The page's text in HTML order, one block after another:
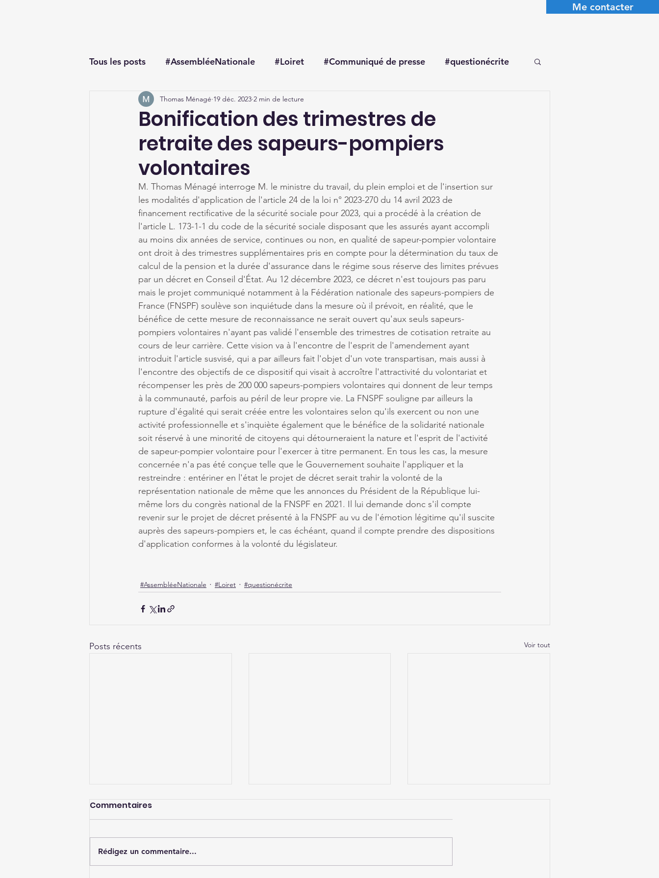
Me contacter
Tous les posts #AssembléeNationale #Loiret #Communiqué de presse #questionécrite
#questionorale
Bonification des trimestres de
retraite des sapeurs-pompiers
volontaires
Thomas Ménagé 19 déc. 2023 2 min de lecture
M. Thomas Ménagé interroge M. le ministre du travail, du plein emploi et de l'insertion sur
les modalités d'application de l'article 24 de la loi n° 2023-270 du 14 avril 2023 de
financement rectificative de la sécurité sociale pour 2023, qui a procédé à la création de
l'article L. 173-1-1 du code de la sécurité sociale disposant que les assurés ayant accompli
au moins dix années de service, continues ou non, en qualité de sapeur-pompier volontaire
ont droit à des trimestres supplémentaires pris en compte pour la détermination du taux de
calcul de la pension et la durée d'assurance dans le régime sous réserve des limites prévues
par un décret en Conseil d'État. Au 12 décembre 2023, ce décret n'est toujours pas paru
mais le projet communiqué notamment à la Fédération nationale des sapeurs-pompiers de
France (FNSPF) soulève son inquiétude dans la mesure où il prévoit, en réalité, que le
bénéfice de cette mesure de reconnaissance ne serait ouvert qu'aux seuls sapeurs-
pompiers volontaires n'ayant pas validé l'ensemble des trimestres de cotisation retraite au
cours de leur carrière. Cette vision va à l'encontre de l'esprit de l'amendement ayant
introduit l'article susvisé, qui a par ailleurs fait l'objet d'un vote transpartisan, mais aussi à
l'encontre des objectifs de ce dispositif qui visait à accroître l'attractivité du volontariat et
récompenser les près de 200 000 sapeurs-pompiers volontaires qui donnent de leur temps
à la communauté, parfois au péril de leur propre vie. La FNSPF souligne par ailleurs la
rupture d'égalité qui serait créée entre les volontaires selon qu'ils exercent ou non une
activité professionnelle et s'inquiète également que le bénéfice de la solidarité nationale
soit réservé à une minorité de citoyens qui détourneraient la nature et l'esprit de l'activité
de sapeur-pompier volontaire pour l'exercer à titre permanent. En tous les cas, la mesure
concernée n'a pas été conçue telle que le Gouvernement souhaite l'appliquer et la
restreindre : entériner en l'état le projet de décret serait trahir la volonté de la
représentation nationale de même que les annonces du Président de la République lui-
même lors du congrès national de la FNSPF en 2021. Il lui demande donc s'il compte
revenir sur le projet de décret présenté à la FNSPF au vu de l'émotion légitime qu'il suscite
auprès des sapeurs-pompiers et, le cas échéant, quand il compte prendre des dispositions
d'application conformes à la volonté du législateur.
#AssembléeNationale #Loiret #questionécrite
Posts récents Voir tout
Commentaires
Rédigez un commentaire...